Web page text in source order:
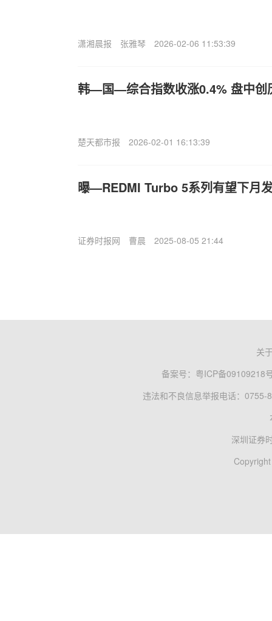
潇湘晨报 张雅琴 2026-02-06 11:53:39
韩—国—综合指数收涨0.4% 盘中创
楚天都市报 2026-02-01 16:13:39
曝—REDMI Turbo 5系列有望下月
证券时报网 曹晨 2025-08-05 21:44
关
备案号： 粤ICP备09109218
违法和不良信息举报电话：0755-
深圳证券